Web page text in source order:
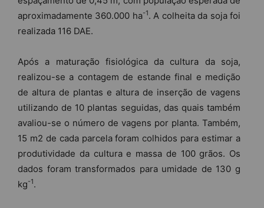
aproximadamente 360.000 ha-1. A colheita da soja foi
realizada 116 DAE.
Após a maturação fisiológica da cultura da soja,
realizou-se a contagem de estande final e medição
de altura de plantas e altura de inserção de vagens
utilizando de 10 plantas seguidas, das quais também
avaliou-se o número de vagens por planta. Também,
15 m2 de cada parcela foram colhidos para estimar a
produtividade da cultura e massa de 100 grãos. Os
dados foram transformados para umidade de 130 g
kg-1.